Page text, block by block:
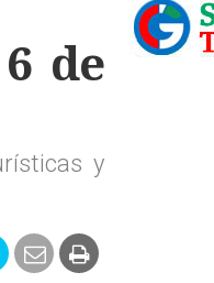
de
y